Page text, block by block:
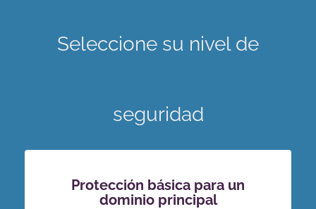
Seleccione su nivel de
seguridad
Protección básica para un
dominio principal